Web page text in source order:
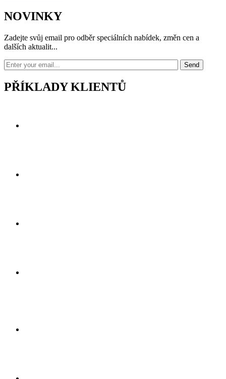
NOVINKY
Zadejte svůj email pro odběr speciálních nabídek, změn cen a
dalších aktualit...
Send
PŘÍKLADY KLIENTŮ